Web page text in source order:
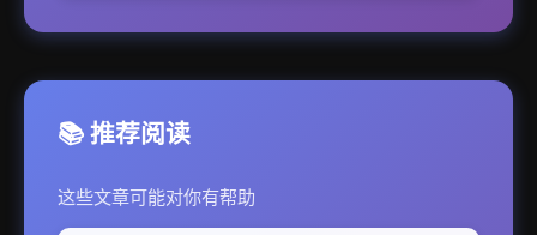
📚 推荐阅读
这些文章可能对你有帮助